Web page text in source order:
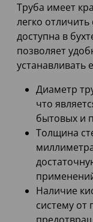
Труба имеет
легко
доступна в
позволяет
устанавливать
Диаметр
что
бытовых и
Толщина
Наличие
систему от